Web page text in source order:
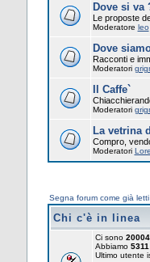
Dove si va
Le proposte
Moderatore leo
Dove
Racconti e
Moderatori
Il Caffe`
Moderatori
La vetrina
Compro,
Moderatori
Segna forum come già letti
Chi c'è in linea
Ci sono
Abbiamo 5311
Ultimo utente